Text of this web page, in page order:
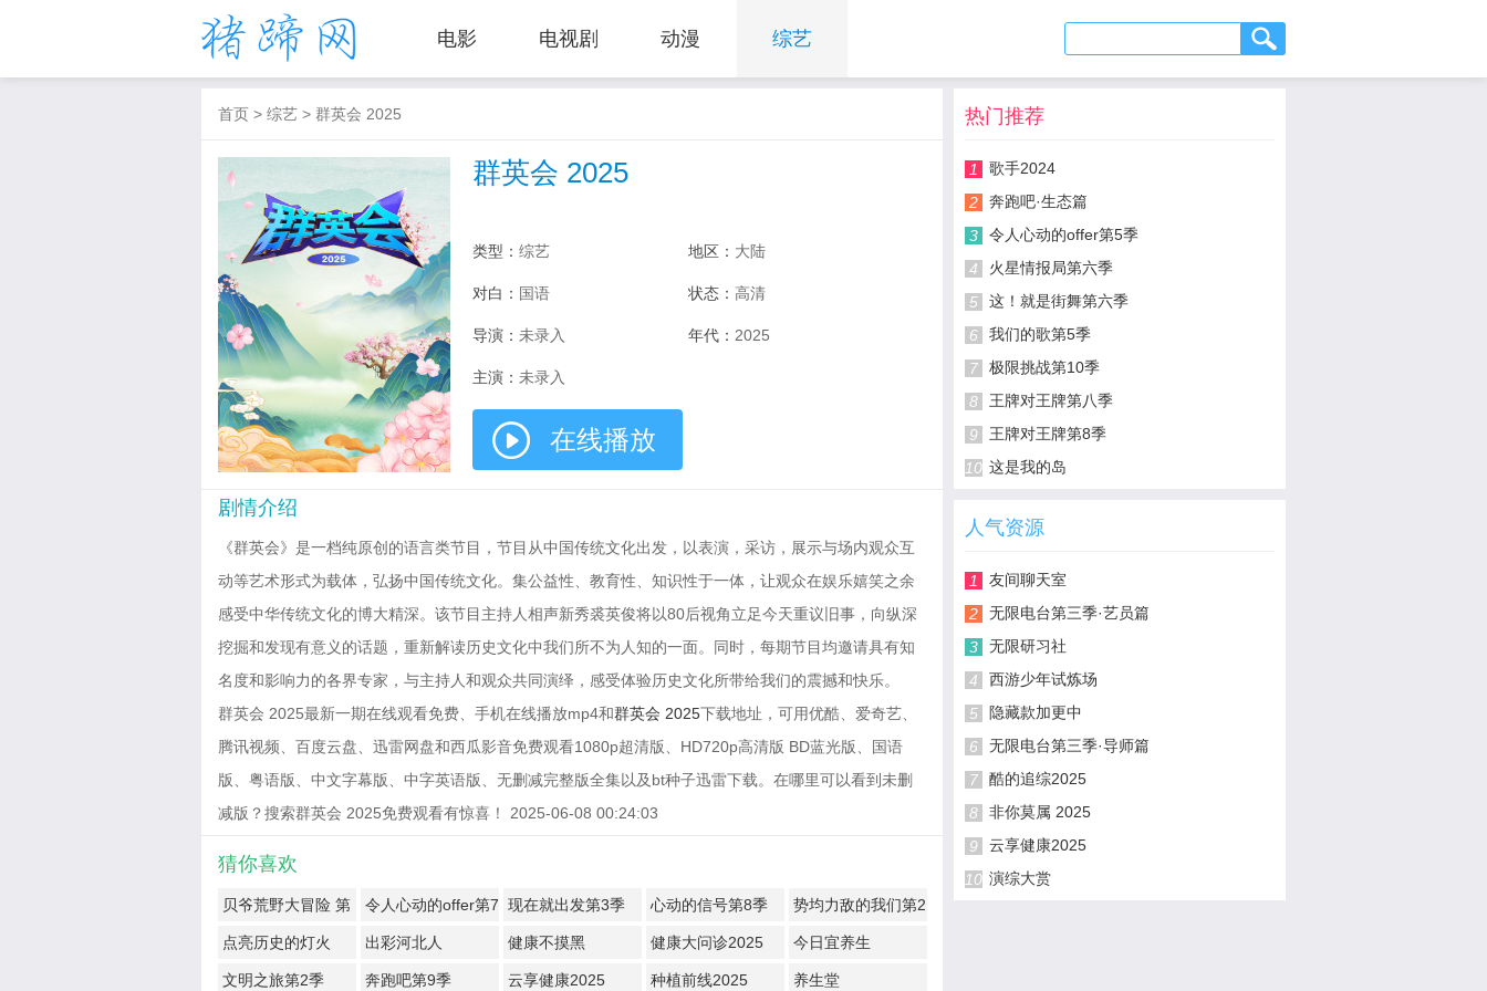
电影 电视剧 动漫 综艺
首页 > 综艺 > 群英会 2025
群英会 2025
类型： 综艺 地区： 大陆
对白： 国语 状态： 高清
导演： 未录入 年代： 2025
主演： 未录入
在线播放
剧情介绍
《群英会》是一档纯原创的语言类节目，节目从中国传统文化出发，以表演，采访，展示与场内观众互
动等艺术形式为载体，弘扬中国传统文化。集公益性、教育性、知识性于一体，让观众在娱乐嬉笑之余
感受中华传统文化的博大精深。该节目主持人相声新秀裘英俊将以80后视角立足今天重议旧事，向纵深
挖掘和发现有意义的话题，重新解读历史文化中我们所不为人知的一面。同时，每期节目均邀请具有知
名度和影响力的各界专家，与主持人和观众共同演绎，感受体验历史文化所带给我们的震撼和快乐。
群英会 2025最新一期在线观看免费、手机在线播放mp4和群英会 2025下载地址，可用优酷、爱奇艺、
腾讯视频、百度云盘、迅雷网盘和西瓜影音免费观看1080p超清版、HD720p高清版 BD蓝光版、国语
版、粤语版、中文字幕版、中字英语版、无删减完整版全集以及bt种子迅雷下载。在哪里可以看到未删
减版？搜索群英会 2025免费观看有惊喜！ 2025-06-08 00:24:03
猜你喜欢
贝爷荒野大冒险 第
一季
令人心动的offer第7
季
现在就出发第3季 心动的信号第8季
势均力敌的我们第2
季
点亮历史的灯火 出彩河北人 健康不摸黑 健康大问诊2025 今日宜养生
文明之旅第2季 奔跑吧第9季 云享健康2025 种植前线2025 养生堂
热门推荐
1
歌手2024
2
奔跑吧·生态篇
3
令人心动的offer第5季
4
火星情报局第六季
5
这！就是街舞第六季
6
我们的歌第5季
7
极限挑战第10季
8
王牌对王牌第八季
9
王牌对王牌第8季
10 这是我的岛
人气资源
1
友间聊天室
2
无限电台第三季·艺员篇
3
无限研习社
4
西游少年试炼场
5
隐藏款加更中
6
无限电台第三季·导师篇
7
酷的追综2025
8
非你莫属 2025
9
云享健康2025
10 演综大赏